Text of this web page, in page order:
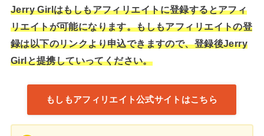
Jerry Girlはもしもアフィリエイトに登録するとアフィ
リエイトが可能になります。もしもアフィリエイトの登
録は以下のリンクより申込できますので、登録後Jerry
Girlと提携していってください。
もしもアフィリエイト公式サイトはこちら